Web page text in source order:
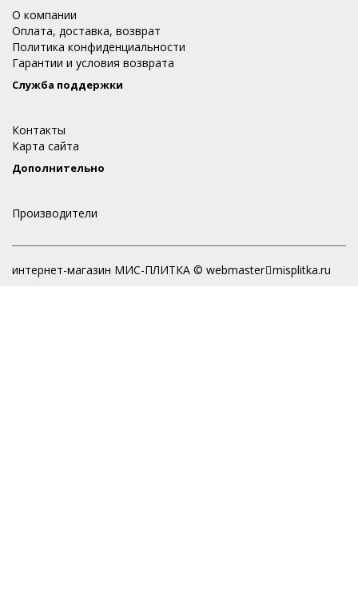
О компании
Оплата, доставка, возврат
Политика конфиденциальности
Гарантии и условия возврата
Служба поддержки
Контакты
Карта сайта
Дополнительно
Производители
интернет-магазин МИС-ПЛИТКА © webmaster misplitka.ru